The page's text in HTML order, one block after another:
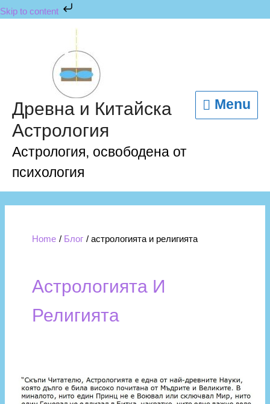
Skip to content
Skip
to
Древна и Китайска
Астрология
Астрология, освободена от
психология
Menu
Home Блог астрологията и религията
Астрологията И
Религията
Влиянието
на